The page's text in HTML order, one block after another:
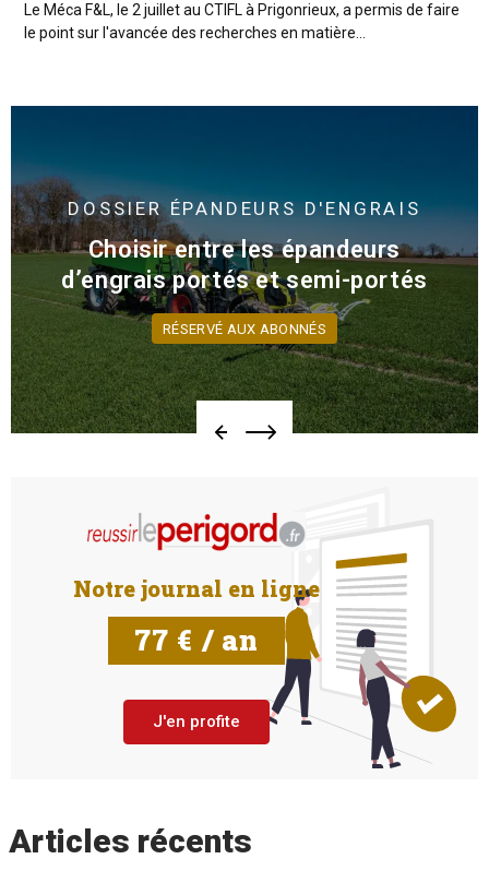
Le Méca F&L, le 2 juillet au CTIFL à Prigonrieux, a permis de faire
le point sur l'avancée des recherches en matière...
DOSSIER ÉPANDEURS D'ENGRAIS
Choisir entre les épandeurs
d’engrais portés et semi-portés
RÉSERVÉ AUX ABONNÉS
Notre journal en ligne
77 € / an
J'en profite
Articles récents